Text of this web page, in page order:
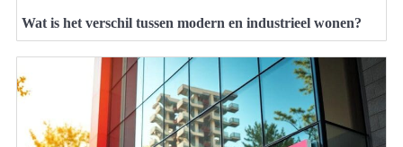
Wat is het verschil tussen modern en industrieel wonen?